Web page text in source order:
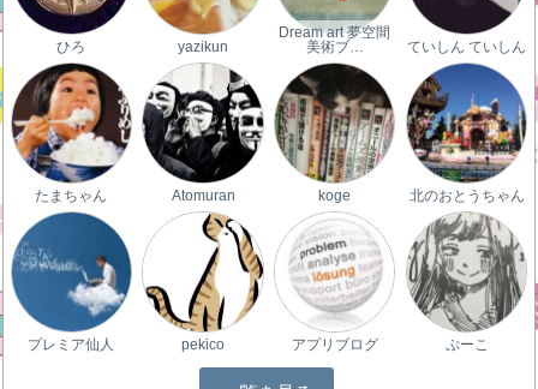
ひろ yazikun
Dream art 夢空間
美術ブ…
ていしん ていしん
たまちゃん Atomuran koge 北のおとうちゃん
プレミア仙人 pekico アプリブログ ぷーこ